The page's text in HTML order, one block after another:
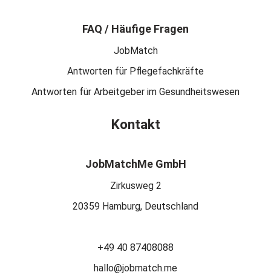
FAQ / Häufige Fragen
JobMatch
Antworten für Pflegefachkräfte
Antworten für Arbeitgeber im Gesundheitswesen
Kontakt
JobMatchMe GmbH
Zirkusweg 2
20359 Hamburg, Deutschland
+49 40 87408088
hallo@jobmatch.me